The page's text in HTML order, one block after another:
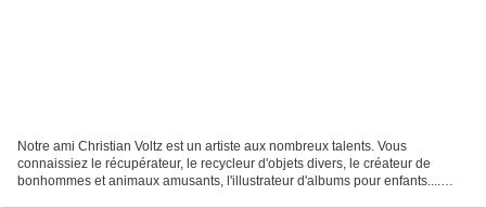
Notre ami Christian Voltz est un artiste aux nombreux talents. Vous
connaissiez le récupérateur, le recycleur d'objets divers, le créateur de
bonhommes et animaux amusants, l'illustrateur d'albums pour enfants....